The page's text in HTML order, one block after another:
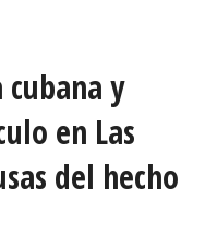
y
en Las
del hecho